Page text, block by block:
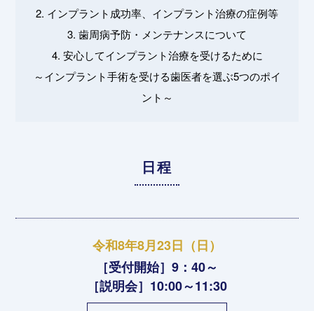
2. インプラント成功率、インプラント治療の症例等
3. 歯周病予防・メンテナンスについて
4. 安心してインプラント治療を受けるために
～インプラント手術を受ける歯医者を選ぶ5つのポイ
ント～
日程
令和8年8月23日（日）
［受付開始］9：40～
［説明会］10:00～11:30